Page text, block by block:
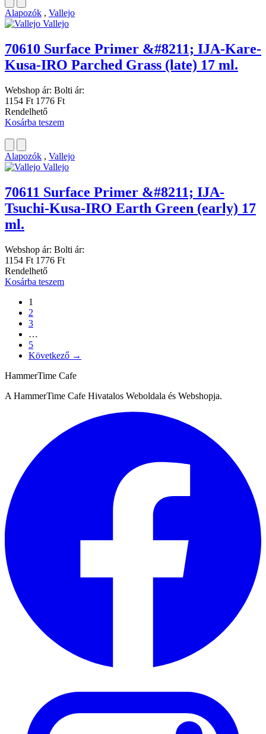
Alapozók , Vallejo
Vallejo
70610 Surface Primer &#8211; IJA-Kare-
Kusa-IRO Parched Grass (late) 17 ml.
Webshop ár: Bolti ár:
1154 Ft 1776 Ft
Rendelhető
Kosárba teszem
Alapozók , Vallejo
Vallejo
70611 Surface Primer &#8211; IJA-
Tsuchi-Kusa-IRO Earth Green (early) 17
ml.
Webshop ár: Bolti ár:
1154 Ft 1776 Ft
Rendelhető
Kosárba teszem
1
2
3
…
5
Következő →
HammerTime Cafe
A HammerTime Cafe Hivatalos Weboldala és Webshopja.